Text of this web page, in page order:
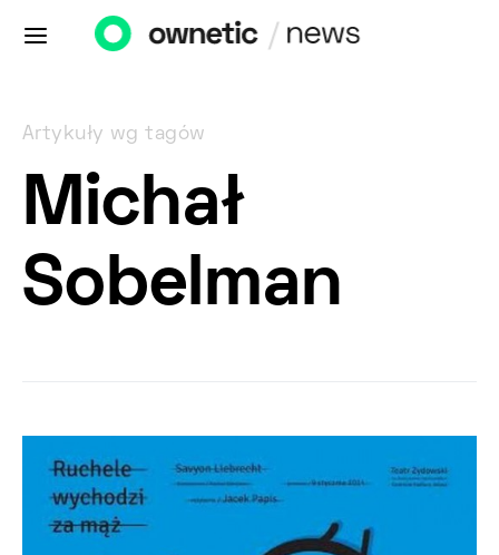
Artykuły wg tagów
Michał
Sobelman